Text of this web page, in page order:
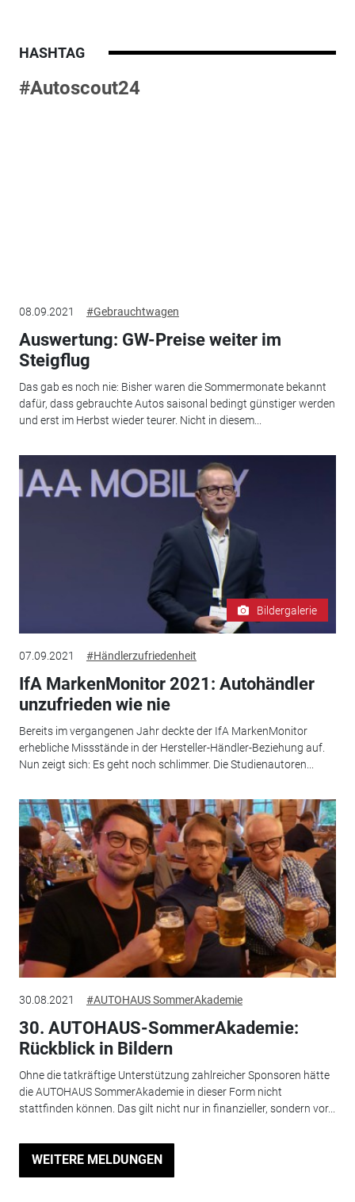
HASHTAG
#Autoscout24
08.09.2021 #Gebrauchtwagen
Auswertung: GW-Preise weiter im
Steigflug
Das gab es noch nie: Bisher waren die Sommermonate bekannt
dafür, dass gebrauchte Autos saisonal bedingt günstiger werden
und erst im Herbst wieder teurer. Nicht in diesem...
Bildergalerie
07.09.2021 #Händlerzufriedenheit
IfA MarkenMonitor 2021: Autohändler
unzufrieden wie nie
Bereits im vergangenen Jahr deckte der IfA MarkenMonitor
erhebliche Missstände in der Hersteller-Händler-Beziehung auf.
Nun zeigt sich: Es geht noch schlimmer. Die Studienautoren...
30.08.2021 #AUTOHAUS SommerAkademie
30. AUTOHAUS-SommerAkademie:
Rückblick in Bildern
Ohne die tatkräftige Unterstützung zahlreicher Sponsoren hätte
die AUTOHAUS SommerAkademie in dieser Form nicht
stattfinden können. Das gilt nicht nur in finanzieller, sondern vor...
WEITERE MELDUNGEN